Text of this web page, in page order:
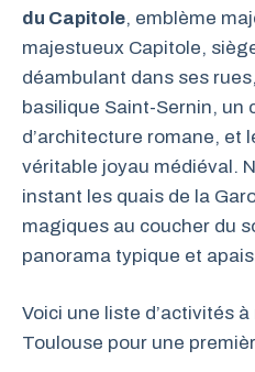
du Capitole, emblème
majestueux Capitole,
déambulant dans ses
basilique Saint-Sernin, un
d’architecture romane, et
véritable joyau médiéval.
instant les quais de la
magiques au coucher du
panorama typique et
Voici une liste d’activités
Toulouse pour une